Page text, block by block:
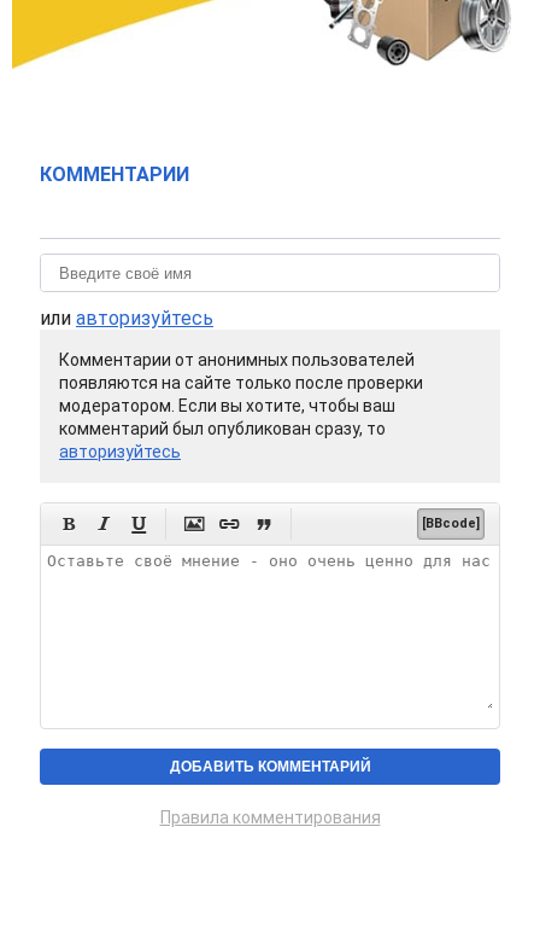
КОММЕНТАРИИ
или авторизуйтесь
Комментарии от анонимных пользователей
появляются на сайте только после проверки
модератором. Если вы хотите, чтобы ваш
комментарий был опубликован сразу, то
авторизуйтесь
      [BBcode]
Правила комментирования